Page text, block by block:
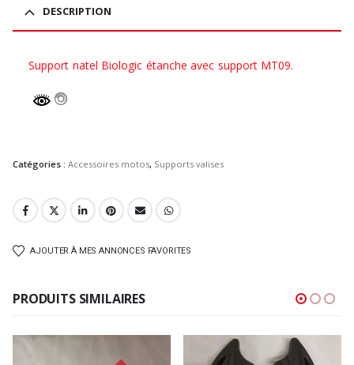
DESCRIPTION
Support natel Biologic étanche avec support MT09.
Catégories : Accessoires motos, Supports valises
AJOUTER À MES ANNONCES FAVORITES
PRODUITS SIMILAIRES